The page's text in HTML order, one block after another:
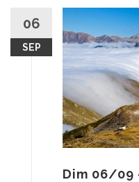
contenu
06
SEP
Dim 06/09